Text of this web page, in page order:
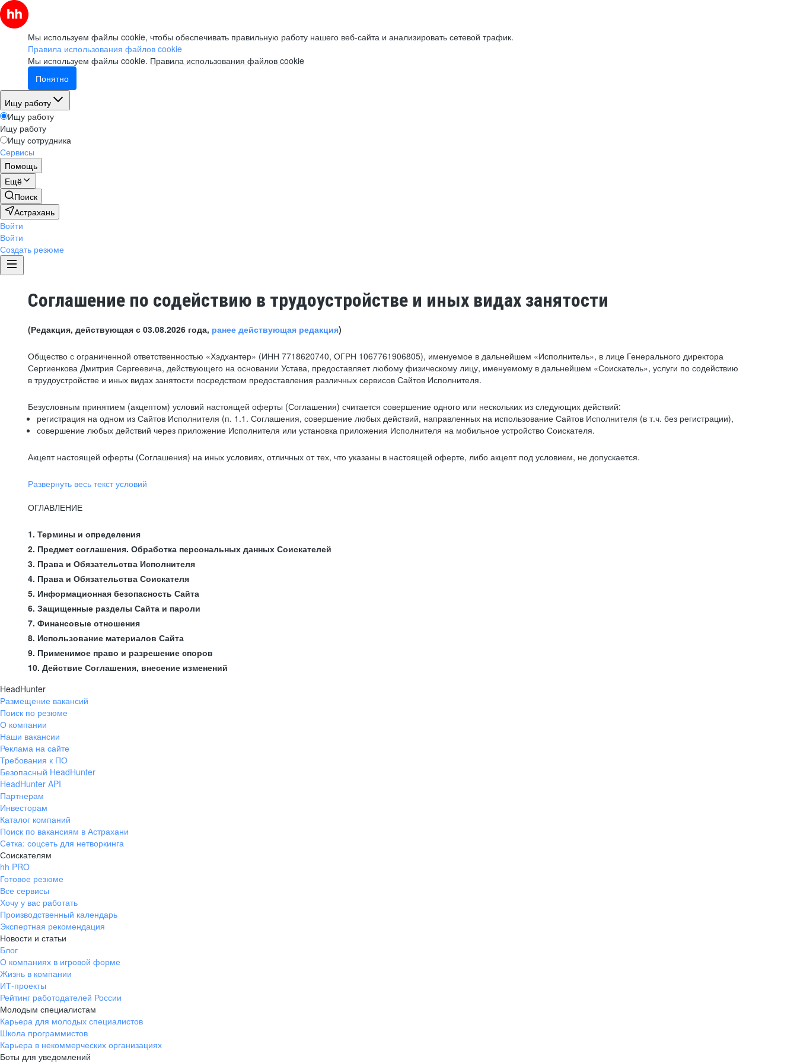
Мы используем файлы cookie, чтобы обеспечивать правильную работу нашего веб-сайта и анализировать сетевой трафик.
Правила использования файлов cookie
Мы используем файлы cookie. Правила использования файлов cookie
Понятно
Ищу работу
Ищу работу
Ищу работу
Ищу сотрудника
Сервисы
Помощь
Ещё
Поиск
Астрахань
Войти
Войти
Создать резюме
Соглашение по содействию в трудоустройстве и иных видах занятости
(Редакция, действующая с 03.08.2026 года, ранее действующая редакция)
Общество с ограниченной ответственностью «Хэдхантер» (ИНН 7718620740, ОГРН 1067761906805), именуемое в дальнейшем «Исполнитель», в лице Генерального директора
Сергиенкова Дмитрия Сергеевича, действующего на основании Устава, предоставляет любому физическому лицу, именуемому в дальнейшем «Соискатель», услуги по содействию
в трудоустройстве и иных видах занятости посредством предоставления различных сервисов Сайтов Исполнителя.
Безусловным принятием (акцептом) условий настоящей оферты (Соглашения) считается совершение одного или нескольких из следующих действий:
регистрация на одном из Сайтов Исполнителя (п. 1.1. Соглашения, совершение любых действий, направленных на использование Сайтов Исполнителя (в т.ч. без регистрации),
совершение любых действий через приложение Исполнителя или установка приложения Исполнителя на мобильное устройство Соискателя.
Акцепт настоящей оферты (Соглашения) на иных условиях, отличных от тех, что указаны в настоящей оферте, либо акцепт под условием, не допускается.
Развернуть весь текст условий
ОГЛАВЛЕНИЕ
1. Термины и определения
2. Предмет соглашения. Обработка персональных данных Соискателей
3. Права и Обязательства Исполнителя
4. Права и Обязательства Соискателя
5. Информационная безопасность Сайта
6. Защищенные разделы Сайта и пароли
7. Финансовые отношения
8. Использование материалов Сайта
9. Применимое право и разрешение споров
10. Действие Соглашения, внесение изменений
HeadHunter
Размещение вакансий
Поиск по резюме
О компании
Наши вакансии
Реклама на сайте
Требования к ПО
Безопасный HeadHunter
HeadHunter API
Партнерам
Инвесторам
Каталог компаний
Поиск по вакансиям в Астрахани
Сетка: соцсеть для нетворкинга
Соискателям
hh PRO
Готовое резюме
Все сервисы
Хочу у вас работать
Производственный календарь
Экспертная рекомендация
Новости и статьи
Блог
О компаниях в игровой форме
Жизнь в компании
ИТ-проекты
Рейтинг работодателей России
Молодым специалистам
Карьера для молодых специалистов
Школа программистов
Карьера в некоммерческих организациях
Боты для уведомлений